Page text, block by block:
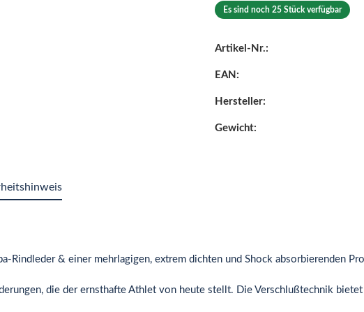
Es sind noch 25 Stück verfügbar
Artikel-Nr.:
EAN:
Hersteller:
Gewicht:
Rindleder & einer mehrlagigen, extrem dichten und Shock absorbierenden
die der ernsthafte Athlet von heute stellt. Die Verschlußtechnik